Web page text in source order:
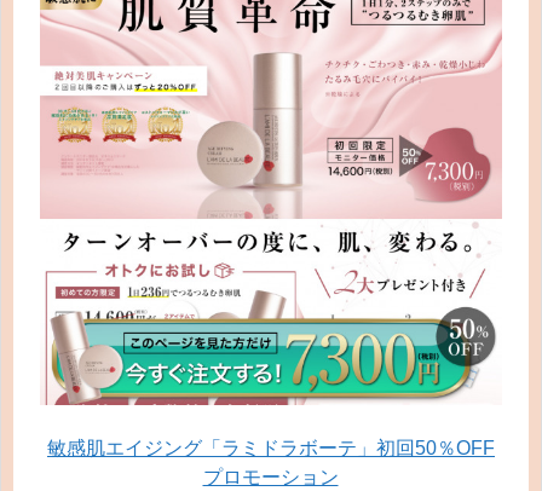
敏感肌エイジング「ラミドラボーテ」初回50％OFF
プロモーション